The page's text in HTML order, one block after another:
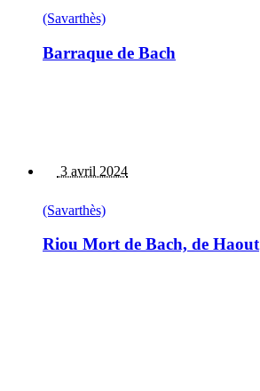
(Savarthès)
Barraque de Bach
3 avril 2024
(Savarthès)
Riou Mort de Bach, de Haout